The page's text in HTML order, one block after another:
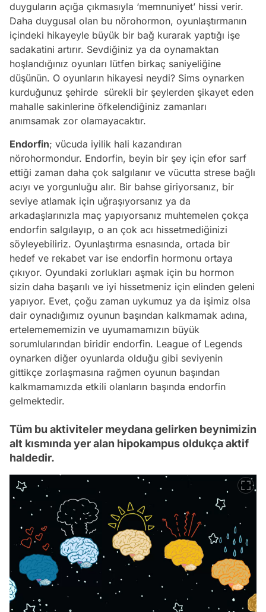
duyguların açığa çıkmasıyla ‘memnuniyet’ hissi verir.
Daha duygusal olan bu nörohormon, oyunlaştırmanın
içindeki hikayeyle büyük bir bağ kurarak yaptığı işe
sadakatini artırır. Sevdiğiniz ya da oynamaktan
hoşlandığınız oyunları lütfen birkaç saniyeliğine
düşünün. O oyunların hikayesi neydi? Sims oynarken
kurduğunuz şehirde sürekli bir şeylerden şikayet eden
mahalle sakinlerine öfkelendiğiniz zamanları
anımsamak zor olamayacaktır.
Endorfin; vücuda iyilik hali kazandıran
nörohormondur. Endorfin, beyin bir şey için efor sarf
ettiği zaman daha çok salgılanır ve vücutta strese bağlı
acıyı ve yorgunluğu alır. Bir bahse giriyorsanız, bir
seviye atlamak için uğraşıyorsanız ya da
arkadaşlarınızla maç yapıyorsanız muhtemelen çokça
endorfin salgılayıp, o an çok acı hissetmediğinizi
söyleyebiliriz. Oyunlaştırma esnasında, ortada bir
hedef ve rekabet var ise endorfin hormonu ortaya
çıkıyor. Oyundaki zorlukları aşmak için bu hormon
sizin daha başarılı ve iyi hissetmeniz için elinden geleni
yapıyor. Evet, çoğu zaman uykumuz ya da işimiz olsa
dair oynadığımız oyunun başından kalkmamak adına,
ertelemememizin ve uyumamamızın büyük
sorumlularından biridir endorfin. League of Legends
oynarken diğer oyunlarda olduğu gibi seviyenin
gittikçe zorlaşmasına rağmen oyunun başından
kalkmamamızda etkili olanların başında endorfin
gelmektedir.
Tüm bu aktiviteler meydana gelirken beynimizin
alt kısmında yer alan hipokampus oldukça aktif
haldedir.